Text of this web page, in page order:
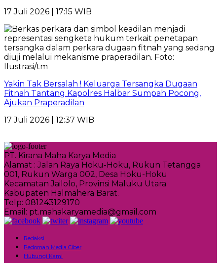
17 Juli 2026 | 17:15 WIB
Yakin Tak Bersalah ! Keluarga Tersangka Dugaan
Fitnah Tantang Kapolres Halbar Sumpah Pocong,
Ajukan Praperadilan
17 Juli 2026 | 12:37 WIB
PT. Kirana Maha Karya Media
Alamat : Jalan Raya Hoku-Hoku, Rukun Tetangga
001, Rukun Warga 002, Desa Hoku-Hoku
Kecamatan Jailolo, Provinsi Maluku Utara
Kabupaten Halmahera Barat.
Telp: 081243129170
Email: pt.mahakaryamedia@gmail.com
Redaksi
Pedoman Media Ciber
Hubungi Kami